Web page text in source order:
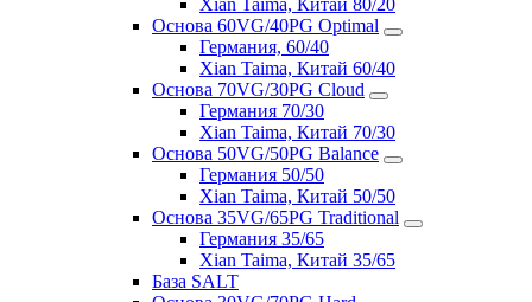
Xian Taima, Китай 80/20
Основа 60VG/40PG Optimal
Германия, 60/40
Xian Taima, Китай 60/40
Основа 70VG/30PG Cloud
Германия 70/30
Xian Taima, Китай 70/30
Основа 50VG/50PG Balance
Германия 50/50
Xian Taima, Китай 50/50
Основа 35VG/65PG Traditional
Германия 35/65
Xian Taima, Китай 35/65
База SALT